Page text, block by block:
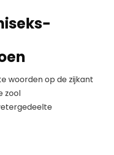
woorden op de zijkant
zool